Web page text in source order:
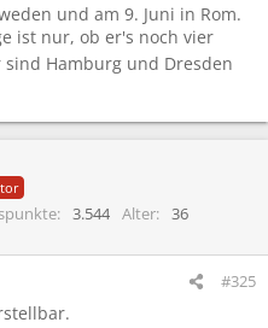
und am 9. Juni in Rom.
ist nur, ob er's noch vier
sind Hamburg und Dresden
3.544 Alter
36
#325